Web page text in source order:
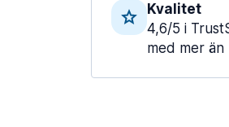
Kvalitet
4,6/5 i
med mer än